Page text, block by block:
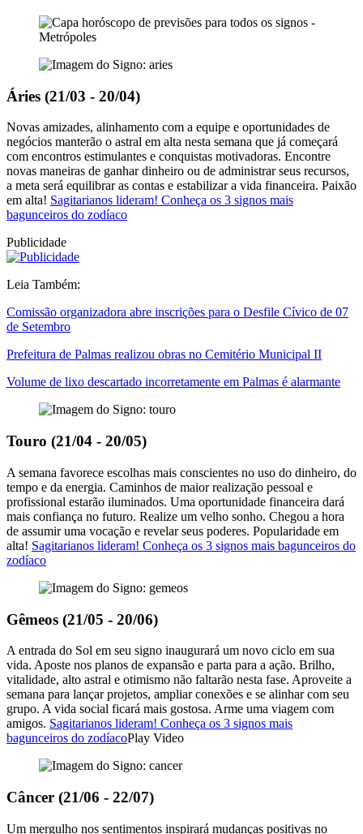
Áries (21/03 - 20/04)
Novas amizades, alinhamento com a equipe e oportunidades de
negócios manterão o astral em alta nesta semana que já começará
com encontros estimulantes e conquistas motivadoras. Encontre
novas maneiras de ganhar dinheiro ou de administrar seus recursos,
a meta será equilibrar as contas e estabilizar a vida financeira. Paixão
em alta! Sagitarianos lideram! Conheça os 3 signos mais
bagunceiros do zodíaco
Publicidade
Leia Também:
Comissão organizadora abre inscrições para o Desfile Cívico de 07
de Setembro
Prefeitura de Palmas realizou obras no Cemitério Municipal II
Volume de lixo descartado incorretamente em Palmas é alarmante
Touro (21/04 - 20/05)
A semana favorece escolhas mais conscientes no uso do dinheiro, do
tempo e da energia. Caminhos de maior realização pessoal e
profissional estarão iluminados. Uma oportunidade financeira dará
mais confiança no futuro. Realize um velho sonho. Chegou a hora
de assumir uma vocação e revelar seus poderes. Popularidade em
alta! Sagitarianos lideram! Conheça os 3 signos mais bagunceiros do
zodíaco
Gêmeos (21/05 - 20/06)
A entrada do Sol em seu signo inaugurará um novo ciclo em sua
vida. Aposte nos planos de expansão e parta para a ação. Brilho,
vitalidade, alto astral e otimismo não faltarão nesta fase. Aproveite a
semana para lançar projetos, ampliar conexões e se alinhar com seu
grupo. A vida social ficará mais gostosa. Arme uma viagem com
amigos. Sagitarianos lideram! Conheça os 3 signos mais
bagunceiros do zodíacoPlay Video
Câncer (21/06 - 22/07)
Um mergulho nos sentimentos inspirará mudanças positivas no